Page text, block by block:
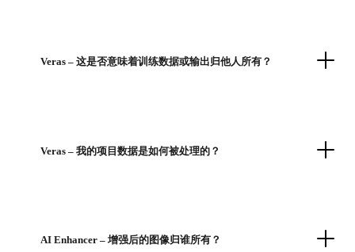
Veras – 这是否意味着训练数据或输出归他人所有？
Veras – 我的项目数据是如何被处理的？
AI Enhancer – 增强后的图像归谁所有？